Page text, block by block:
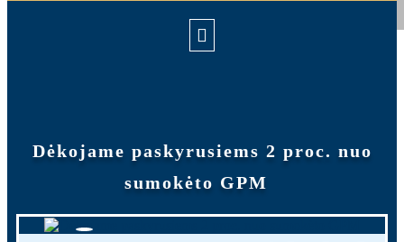
Dėkojame paskyrusiems 2 proc. nuo
sumokėto GPM